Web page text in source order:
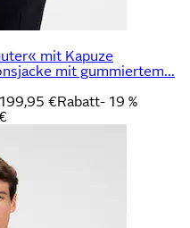
mit Kapuze
mit gummiertem...
€Rabatt- 19 %